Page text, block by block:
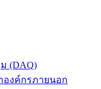
(DAQ)
องค์กรภายนอก